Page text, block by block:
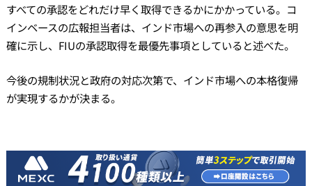
すべての承認をどれだけ早く取得できるかにかかっている。コ
インベースの広報担当者は、インド市場への再参入の意思を明
確に示し、FIUの承認取得を最優先事項としていると述べた。
今後の規制状況と政府の対応次第で、インド市場への本格復帰
が実現するかが決まる。